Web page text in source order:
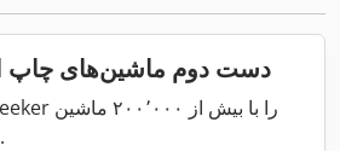
دست دوم ماشین‌های چاپ افست
مستعمل جستجو کنید.